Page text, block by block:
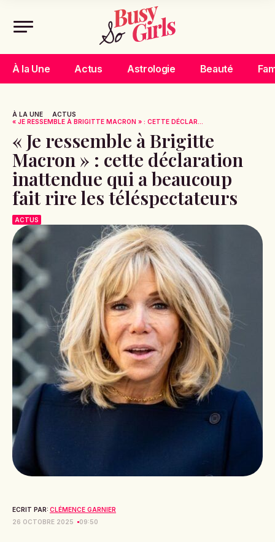
À la Une Actus Astrologie Beauté
À LA UNE
ACTUS
« JE RESSEMBLE À BRIGITTE MACRON » : CETTE DÉCLAR...
« Je ressemble à Brigitte
Macron » : cette déclaration
inattendue qui a beaucoup
fait rire les téléspectateurs
ACTUS
ECRIT PAR: CLÉMENCE GARNIER
26 OCTOBRE 2025
09:50